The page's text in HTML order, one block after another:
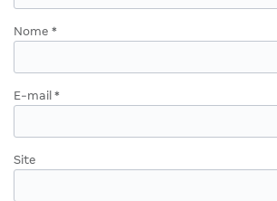
Nome *
E-mail *
Site